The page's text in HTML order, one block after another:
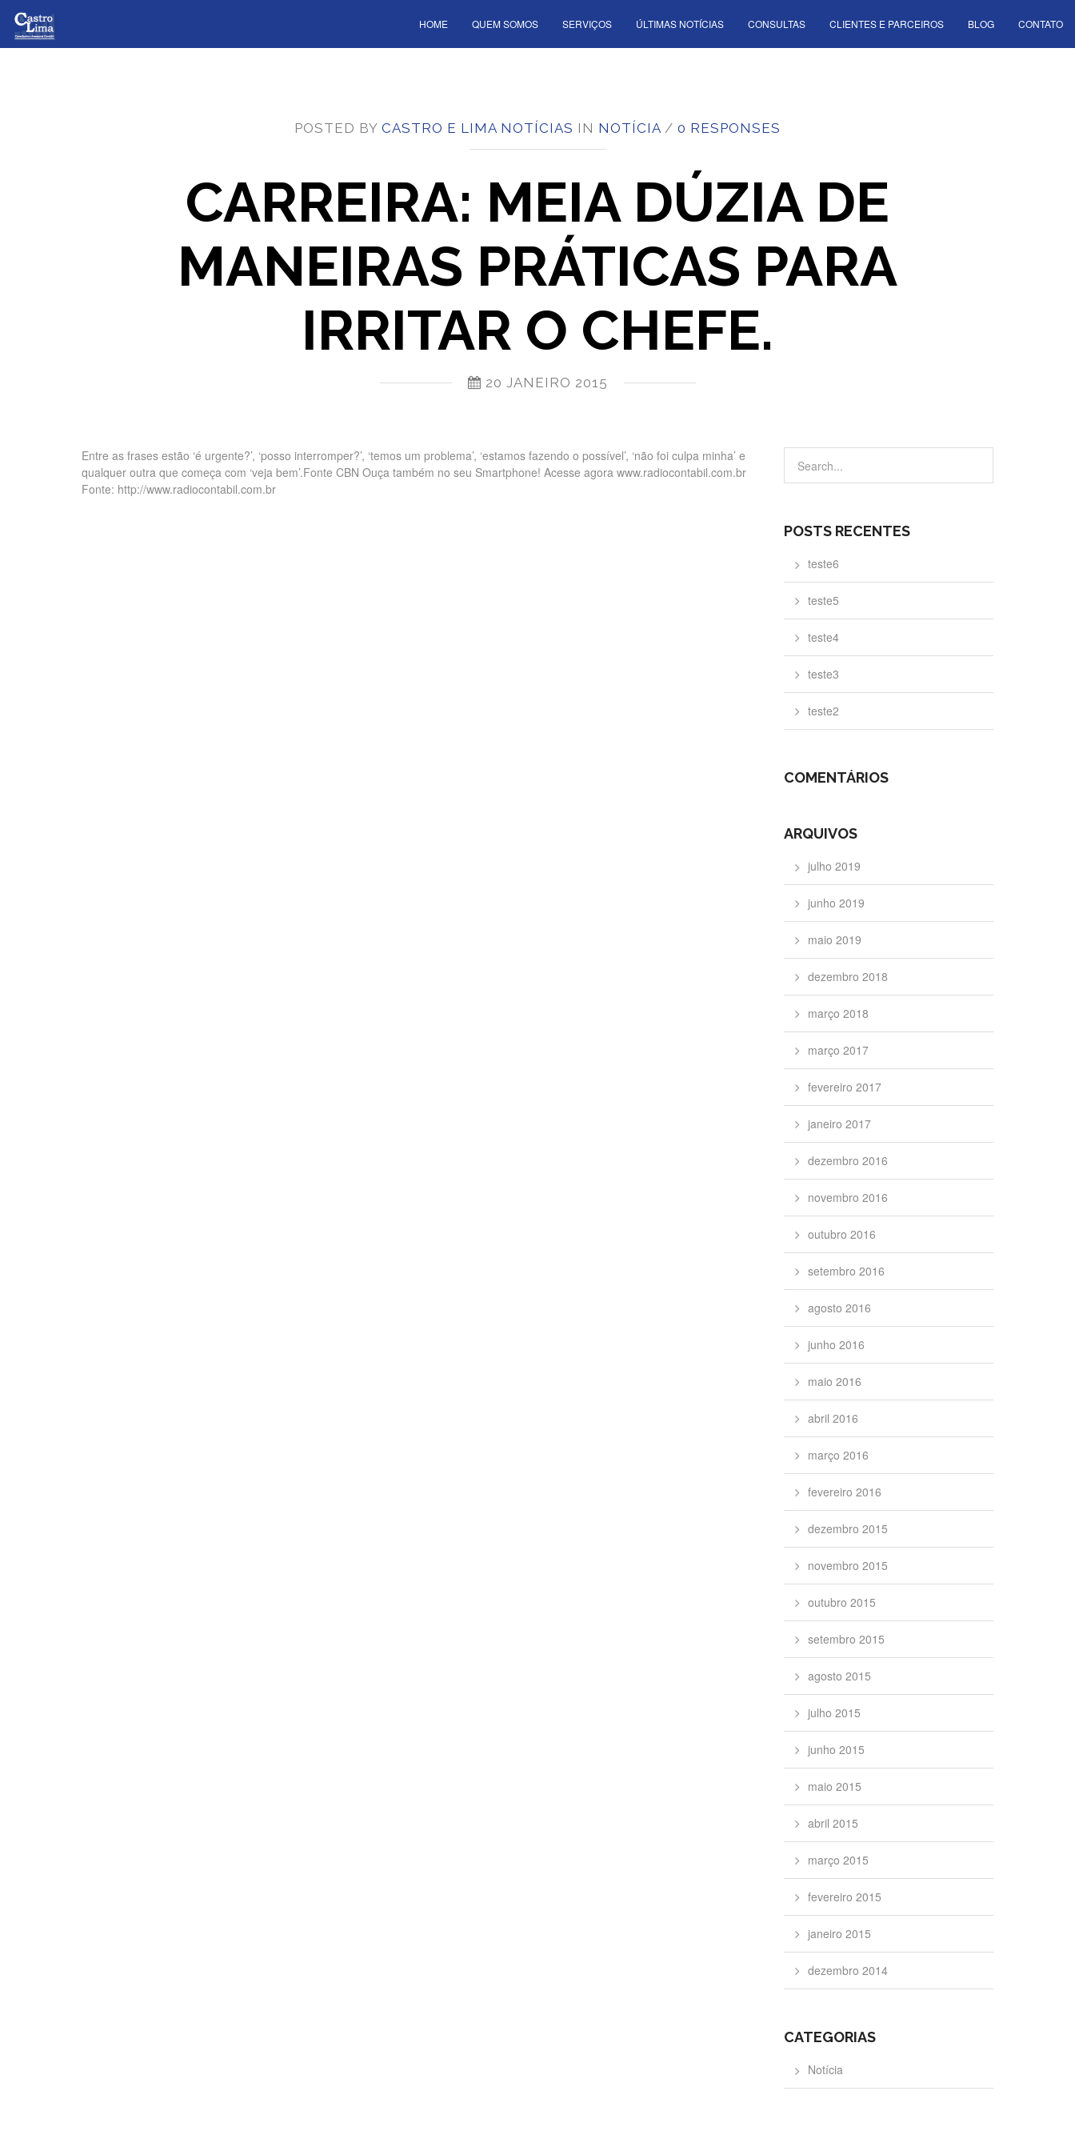
HOME QUEM SOMOS SERVIÇOS ÚLTIMAS NOTÍCIAS CONSULTAS CLIENTES E PARCEIROS BLOG CONTATO
POSTED BY CASTRO E LIMA NOTÍCIAS IN NOTÍCIA / 0 RESPONSES
CARREIRA: MEIA DÚZIA DE
MANEIRAS PRÁTICAS PARA
IRRITAR O CHEFE.
20 JANEIRO 2015
Entre as frases estão ‘é urgente?’, ‘posso interromper?’, ‘temos um problema’, ‘estamos fazendo o possível’, ‘não foi culpa minha’ e
qualquer outra que começa com ‘veja bem’.Fonte CBN Ouça também no seu Smartphone! Acesse agora www.radiocontabil.com.br
Fonte: http://www.radiocontabil.com.br
POSTS RECENTES
teste6
teste5
teste4
teste3
teste2
COMENTÁRIOS
ARQUIVOS
julho 2019
junho 2019
maio 2019
dezembro 2018
março 2018
março 2017
fevereiro 2017
janeiro 2017
dezembro 2016
novembro 2016
outubro 2016
setembro 2016
agosto 2016
junho 2016
maio 2016
abril 2016
março 2016
fevereiro 2016
dezembro 2015
novembro 2015
outubro 2015
setembro 2015
agosto 2015
julho 2015
junho 2015
maio 2015
abril 2015
março 2015
fevereiro 2015
janeiro 2015
dezembro 2014
CATEGORIAS
Notícia